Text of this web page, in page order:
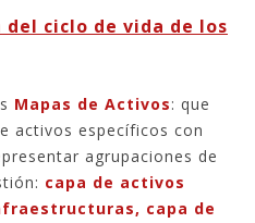
ciclo de vida de los
Mapas de Activos: que
activos específicos con
agrupaciones de
capa de activos
capa de